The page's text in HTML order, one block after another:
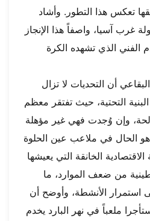
تعكس هذا التطور. وأشاد
غرب آسيا، واصفاً هذا الإنجاز
الفني الذي تشهده الكرة
أن التحديات لا تزال
التحتية، حيث تفتقر معظم
وإن وُجدت فهي غير مؤهلة
الحال في ملاعب عين الحلوة
الخانقة التي يعيشها
من ضعف الموارد، ما
استمرار الأنشطة، وأوضح أن
ملعباً في نهر البارد يخدم